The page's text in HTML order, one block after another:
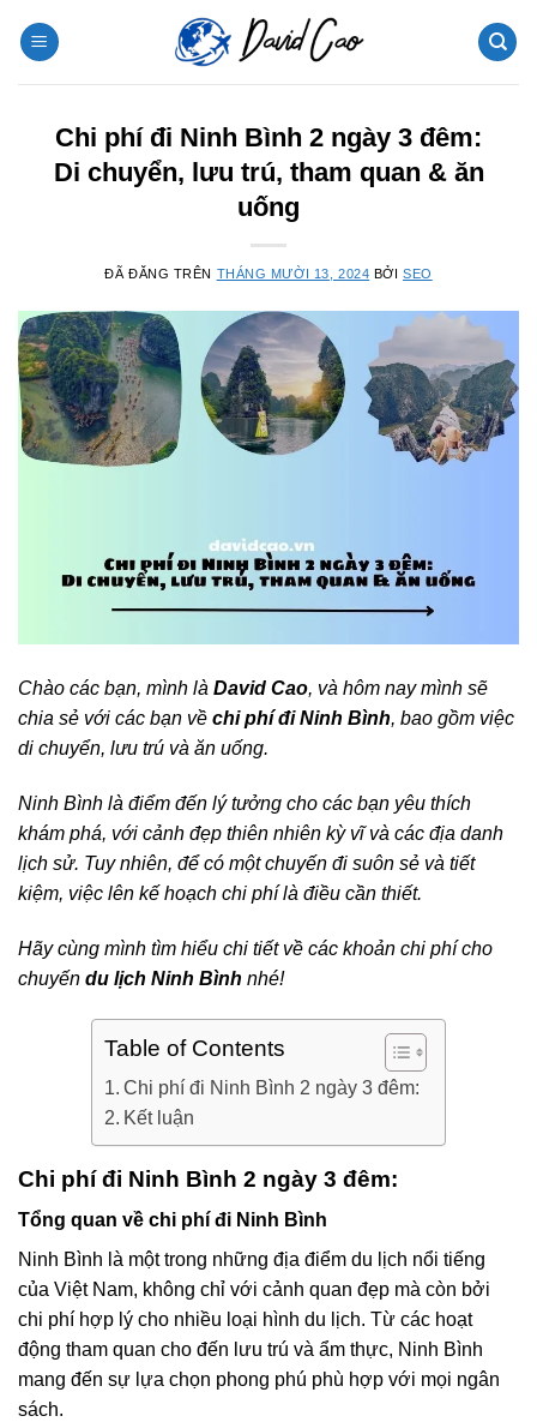
đến
Chi phí đi Ninh Bình 2 ngày 3 đêm:
Di chuyển, lưu trú, tham quan & ăn
uống
ĐÃ ĐĂNG TRÊN THÁNG MƯỜI 13, 2024 BỞISEO
Chào các bạn, mình là David Cao, và hôm nay mình sẽ
chia sẻ với các bạn về chi phí đi Ninh Bình, bao gồm việc
di chuyển, lưu trú và ăn uống.
Ninh Bình là điểm đến lý tưởng cho các bạn yêu thích
khám phá, với cảnh đẹp thiên nhiên kỳ vĩ và các địa danh
lịch sử. Tuy nhiên, để có một chuyến đi suôn sẻ và tiết
kiệm, việc lên kế hoạch chi phí là điều cần thiết.
Hãy cùng mình tìm hiểu chi tiết về các khoản chi phí cho
chuyến du lịch Ninh Bình nhé!
Table of Contents
Chi phí đi Ninh Bình 2 ngày 3 đêm:
Kết luận
Chi phí đi Ninh Bình 2 ngày 3 đêm:
Tổng quan về chi phí đi Ninh Bình
Ninh Bình là một trong những địa điểm du lịch nổi tiếng
của Việt Nam, không chỉ với cảnh quan đẹp mà còn bởi
chi phí hợp lý cho nhiều loại hình du lịch. Từ các hoạt
động tham quan cho đến lưu trú và ẩm thực, Ninh Bình
mang đến sự lựa chọn phong phú phù hợp với mọi ngân
sách.